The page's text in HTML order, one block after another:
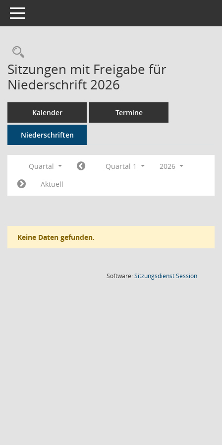
Toggle navigation
Rechercheauswahl
Sitzungen mit Freigabe für
Niederschrift 2026
Kalender Termine
Niederschriften
Quartal Quartal 1
2026
Aktuell
Keine Daten gefunden.
Software:SitzungsdienstSession(Wird in